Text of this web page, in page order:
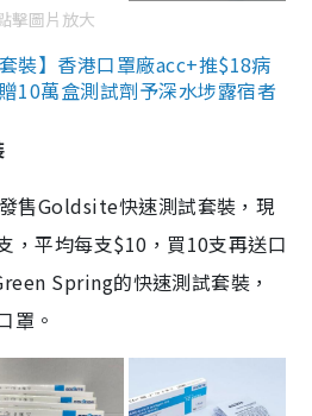
擊圖片放大
裝】香港口罩廠acc+推$18病
10萬盒測試劑予深水埗露宿者
售Goldsite快速測試套裝，現
，平均每支$10，買10支再送口
Spring的快速測試套裝，
罩。